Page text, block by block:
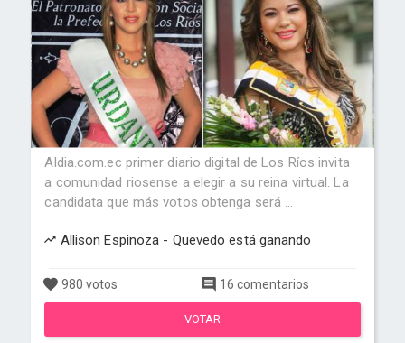
Aldia.com.ec primer diario digital de Los Ríos invita
a comunidad riosense a elegir a su reina virtual. La
candidata que más votos obtenga será ...
Allison Espinoza - Quevedo está ganando
980 votos 16 comentarios
VOTAR